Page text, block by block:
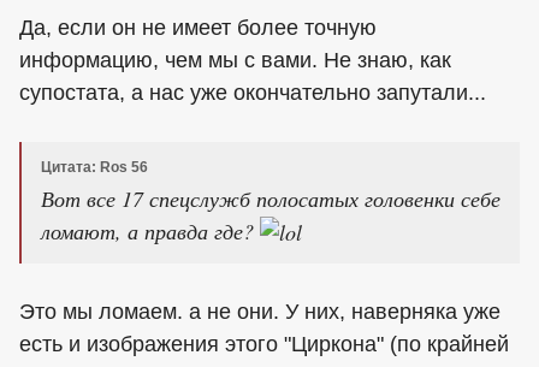
Да, если он не имеет более точную
информацию, чем мы с вами. Не знаю, как
супостата, а нас уже окончательно запутали...
Цитата: Ros 56
Вот все 17 спецслужб полосатых головенки себе
ломают, а правда где?
Это мы ломаем. а не они. У них, наверняка уже
есть и изображения этого "Циркона" (по крайней